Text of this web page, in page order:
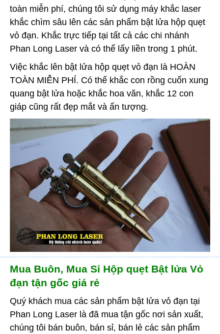
toàn miễn phí, chúng tôi sử dụng máy khắc laser
khắc chìm sâu lên các sản phẩm bật lửa hộp quẹt
vỏ đạn. Khắc trực tiếp tại tất cả các chi nhánh
Phan Long Laser và có thể lấy liền trong 1 phút.
Việc khắc lên bật lửa hộp quẹt vỏ đạn là HOÀN
TOÀN MIỄN PHÍ. Có thể khắc con rồng cuốn xung
quang bật lửa hoặc khắc hoa văn, khắc 12 con
giáp cũng rất đẹp mắt và ấn tượng.
Mua Buôn, Mua Sỉ Hộp quẹt Bật lửa Vỏ
đạn tận gốc giá rẻ
Quý khách mua các sản phẩm bật lửa vỏ đạn tại
Phan Long Laser là đã mua tận gốc nơi sản xuất,
chúng tôi bán buôn, bán sỉ, bán lẻ các sản phẩm